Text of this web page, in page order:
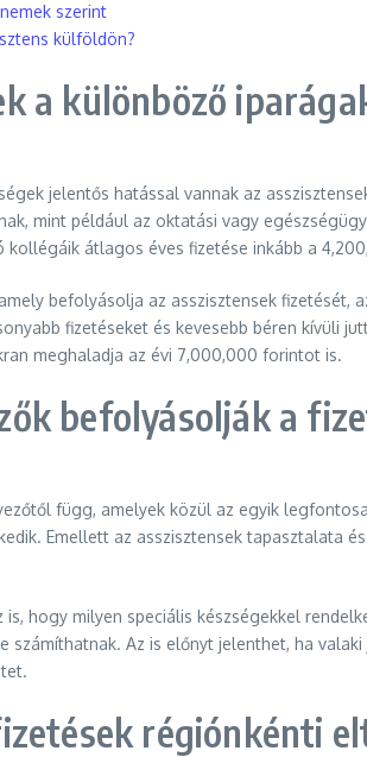
szerint
külföldön?
a különböző
jelentős hatással vannak az
mint például az oktatási vagy
kollégáik átlagos éves fizetése inkább a
befolyásolja az asszisztensek
fizetéseket és kevesebb béren kívüli
meghaladja az évi 7,000,000 forintot is.
befolyásolják a
függ, amelyek közül az egyik
Emellett az asszisztensek tapasztalata
hogy milyen speciális készségekkel
számíthatnak. Az is előnyt jelenthet, ha
régiónkénti